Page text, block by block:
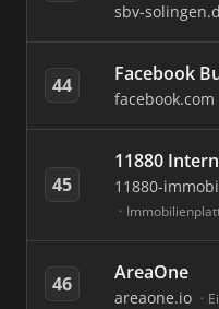
sbv-
44 Facebook
facebook.com
45
11880
11880-
46 AreaOne
areaone.io